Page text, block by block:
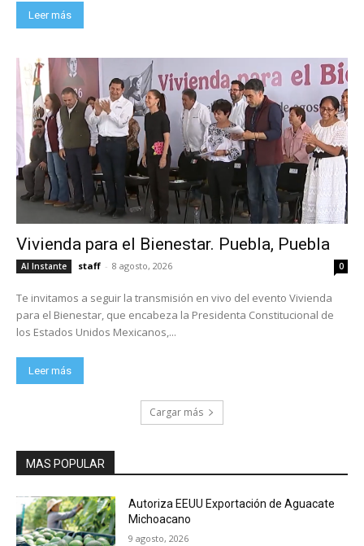
Leer más
Vivienda para el Bienestar. Puebla, Puebla
Al Instante staff - 8 agosto, 2026 0
Te invitamos a seguir la transmisión en vivo del evento Vivienda
para el Bienestar, que encabeza la Presidenta Constitucional de
los Estados Unidos Mexicanos,...
Leer más
Cargar más
MAS POPULAR
Autoriza EEUU Exportación de Aguacate
Michoacano
9 agosto, 2026